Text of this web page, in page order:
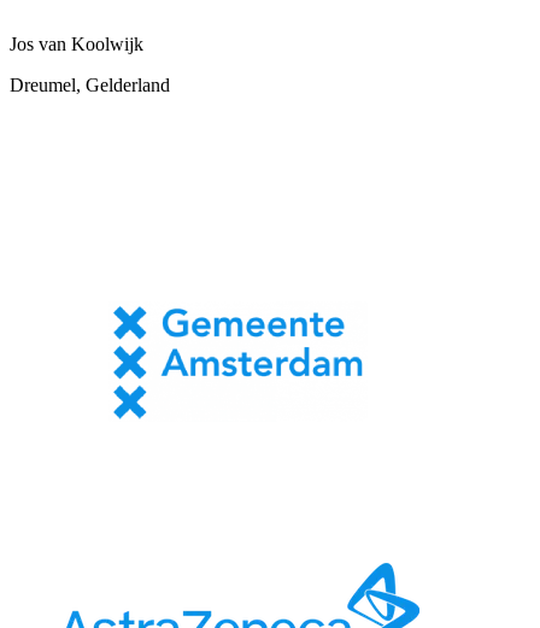
Jos van Koolwijk
Dreumel, Gelderland